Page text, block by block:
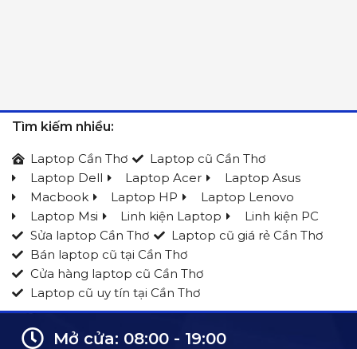
Tìm kiếm nhiều:
Laptop Cần Thơ
Laptop cũ Cần Thơ
Laptop Dell
Laptop Acer
Laptop Asus
Macbook
Laptop HP
Laptop Lenovo
Laptop Msi
Linh kiện Laptop
Linh kiện PC
Sửa laptop Cần Thơ
Laptop cũ giá rẻ Cần Thơ
Bán laptop cũ tại Cần Thơ
Cửa hàng laptop cũ Cần Thơ
Laptop cũ uy tín tại Cần Thơ
Mở cửa: 08:00 - 19:00